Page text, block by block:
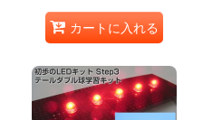
カートに入れる